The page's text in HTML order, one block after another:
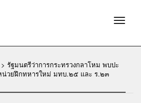
> รัฐมนตรีว่าการกระทรวงกลาโหม พบปะ
วยฝึกทหารใหม่ มทบ.๒๕ และ ร.๒๓